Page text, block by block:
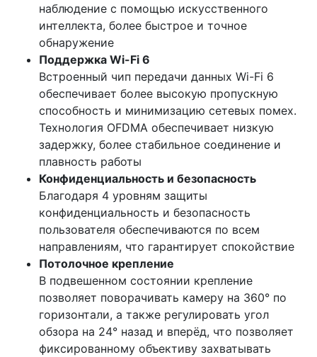
наблюдение с помощью искусственного
интеллекта, более быстрое и точное
обнаружение
Поддержка Wi-Fi 6
Встроенный чип передачи данных Wi-Fi 6
обеспечивает более высокую пропускную
способность и минимизацию сетевых помех.
Технология OFDMA обеспечивает низкую
задержку, более стабильное соединение и
плавность работы
Конфиденциальность и безопасность
Благодаря 4 уровням защиты
конфиденциальность и безопасность
пользователя обеспечиваются по всем
направлениям, что гарантирует спокойствие
Потолочное крепление
В подвешенном состоянии крепление
позволяет поворачивать камеру на 360° по
горизонтали, а также регулировать угол
обзора на 24° назад и вперёд, что позволяет
фиксированному объективу захватывать